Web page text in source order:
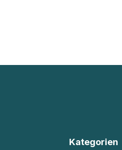
Kategorien